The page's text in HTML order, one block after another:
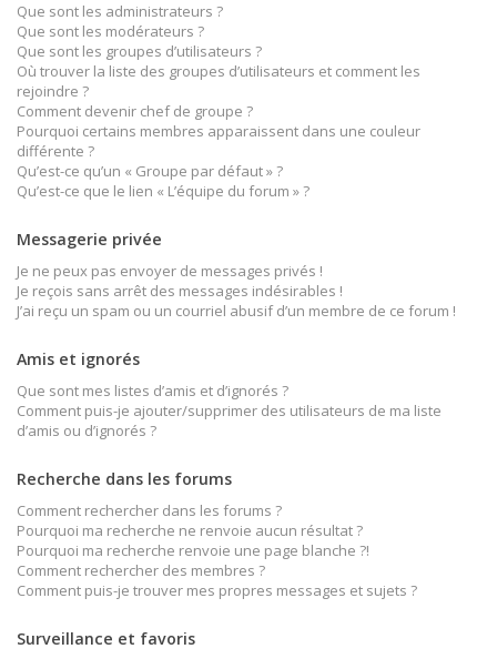
Que sont les administrateurs ?
Que sont les modérateurs ?
Que sont les groupes d’utilisateurs ?
Où trouver la liste des groupes d’utilisateurs et comment les
rejoindre ?
Comment devenir chef de groupe ?
Pourquoi certains membres apparaissent dans une couleur
différente ?
Qu’est-ce qu’un « Groupe par défaut » ?
Qu’est-ce que le lien « L’équipe du forum » ?
Messagerie privée
Je ne peux pas envoyer de messages privés !
Je reçois sans arrêt des messages indésirables !
J’ai reçu un spam ou un courriel abusif d’un membre de ce forum !
Amis et ignorés
Que sont mes listes d’amis et d’ignorés ?
Comment puis-je ajouter/supprimer des utilisateurs de ma liste
d’amis ou d’ignorés ?
Recherche dans les forums
Comment rechercher dans les forums ?
Pourquoi ma recherche ne renvoie aucun résultat ?
Pourquoi ma recherche renvoie une page blanche ?!
Comment rechercher des membres ?
Comment puis-je trouver mes propres messages et sujets ?
Surveillance et favoris